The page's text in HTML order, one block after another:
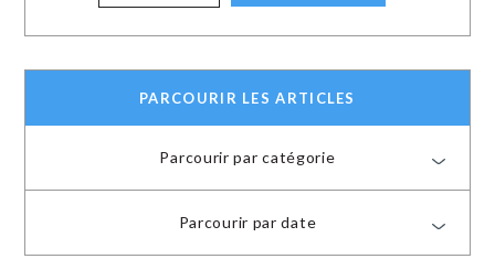
PARCOURIR LES ARTICLES
Parcourir par catégorie
Parcourir par date